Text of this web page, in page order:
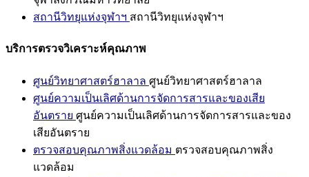
สถานีวิทยุแห่งจุฬาฯ สถานีวิทยุแห่งจุฬาฯ
บริการตรวจวิเคราะห์คุณภาพ
ศูนย์วิทยาศาสตร์ฮาลาล ศูนย์วิทยาศาสตร์ฮาลาล
ศูนย์ความเป็นเลิศด้านการจัดการสารและของเสีย
อันตราย ศูนย์ความเป็นเลิศด้านการจัดการสารและของ
เสียอันตราย
ตรวจสอบคุณภาพสิ่งแวดล้อม ตรวจสอบคุณภาพสิ่ง
แวดล้อม